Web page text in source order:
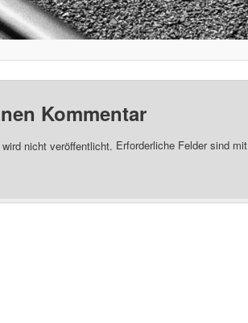
Kommentar
nicht veröffentlicht. Erforderliche Felder sind mit